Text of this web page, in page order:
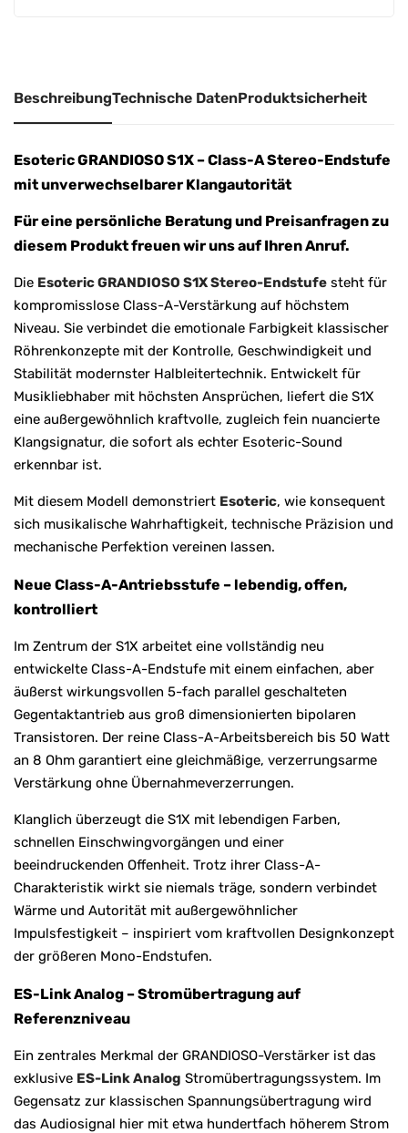
BeschreibungTechnische DatenProduktsicherheit
Esoteric GRANDIOSO S1X – Class-A Stereo-Endstufe
mit unverwechselbarer Klangautorität
Für eine persönliche Beratung und Preisanfragen zu
diesem Produkt freuen wir uns auf Ihren Anruf.
Die Esoteric GRANDIOSO S1X Stereo-Endstufe steht für
kompromisslose Class-A-Verstärkung auf höchstem
Niveau. Sie verbindet die emotionale Farbigkeit klassischer
Röhrenkonzepte mit der Kontrolle, Geschwindigkeit und
Stabilität modernster Halbleitertechnik. Entwickelt für
Musikliebhaber mit höchsten Ansprüchen, liefert die S1X
eine außergewöhnlich kraftvolle, zugleich fein nuancierte
Klangsignatur, die sofort als echter Esoteric-Sound
erkennbar ist.
Mit diesem Modell demonstriert Esoteric, wie konsequent
sich musikalische Wahrhaftigkeit, technische Präzision und
mechanische Perfektion vereinen lassen.
Neue Class-A-Antriebsstufe – lebendig, offen,
kontrolliert
Im Zentrum der S1X arbeitet eine vollständig neu
entwickelte Class-A-Endstufe mit einem einfachen, aber
äußerst wirkungsvollen 5-fach parallel geschalteten
Gegentaktantrieb aus groß dimensionierten bipolaren
Transistoren. Der reine Class-A-Arbeitsbereich bis 50 Watt
an 8 Ohm garantiert eine gleichmäßige, verzerrungsarme
Verstärkung ohne Übernahmeverzerrungen.
Klanglich überzeugt die S1X mit lebendigen Farben,
schnellen Einschwingvorgängen und einer
beeindruckenden Offenheit. Trotz ihrer Class-A-
Charakteristik wirkt sie niemals träge, sondern verbindet
Wärme und Autorität mit außergewöhnlicher
Impulsfestigkeit – inspiriert vom kraftvollen Designkonzept
der größeren Mono-Endstufen.
ES-Link Analog – Stromübertragung auf
Referenzniveau
Ein zentrales Merkmal der GRANDIOSO-Verstärker ist das
exklusive ES-Link Analog Stromübertragungssystem. Im
Gegensatz zur klassischen Spannungsübertragung wird
das Audiosignal hier mit etwa hundertfach höherem Strom